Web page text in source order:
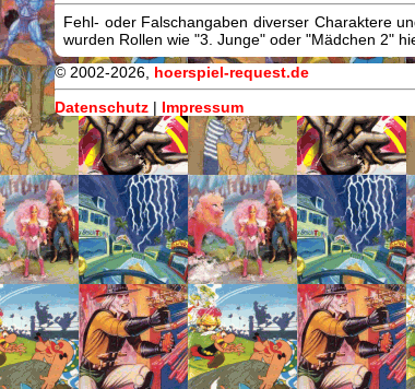
Fehl- oder Falschangaben diverser Charaktere
wurden Rollen wie "3. Junge" oder "Mädchen 2"
© 2002-2026, hoerspiel-request.de
Datenschutz | Impressum